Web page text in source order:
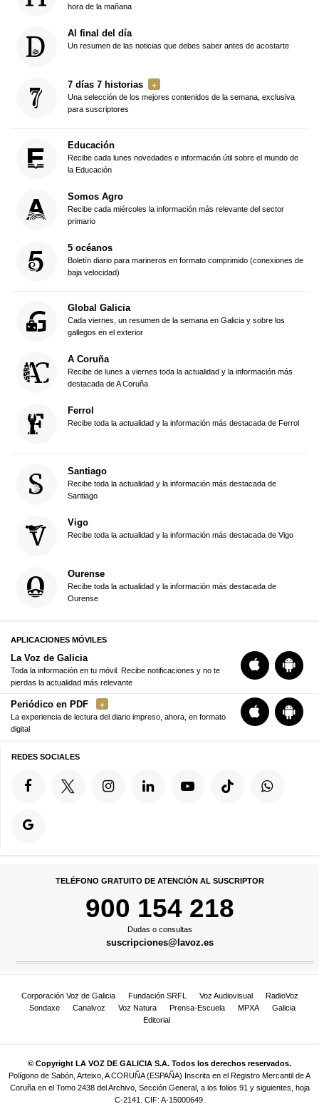
hora de la mañana
Al final del día
Un resumen de las noticias que debes saber antes de acostarte
7 días 7 historias
Una selección de los mejores contenidos de la semana, exclusiva
para suscriptores
Educación
Recibe cada lunes novedades e información útil sobre el mundo de
la Educación
Somos Agro
Recibe cada miércoles la información más relevante del sector
primario
5 océanos
Boletín diario para marineros en formato comprimido (conexiones de
baja velocidad)
Global Galicia
Cada viernes, un resumen de la semana en Galicia y sobre los
gallegos en el exterior
A Coruña
Recibe de lunes a viernes toda la actualidad y la información más
destacada de A Coruña
Ferrol
Recibe toda la actualidad y la información más destacada de Ferrol
Santiago
Recibe toda la actualidad y la información más destacada de
Santiago
Vigo
Recibe toda la actualidad y la información más destacada de Vigo
Ourense
Recibe toda la actualidad y la información más destacada de
Ourense
APLICACIONES MÓVILES
La Voz de Galicia
Toda la información en tu móvil. Recibe notificaciones y no te
pierdas la actualidad más relevante
Periódico en PDF
La experiencia de lectura del diario impreso, ahora, en formato
digital
REDES SOCIALES
TELÉFONO GRATUITO DE ATENCIÓN AL SUSCRIPTOR
900 154 218
Dudas o consultas
suscripciones@lavoz.es
Corporación Voz de Galicia Fundación SRFL Voz Audiovisual
RadioVoz
Sondaxe
Canalvoz Voz Natura Prensa-Escuela MPXA
Galicia
Editorial
© Copyright LA VOZ DE GALICIA S.A. Todos los derechos reservados.
Polígono de Sabón, Arteixo, A CORUÑA (ESPAÑA) Inscrita en el Registro Mercantil de A
Coruña en el Tomo 2438 del Archivo, Sección General, a los folios 91 y siguientes, hoja
C-2141. CIF: A-15000649.